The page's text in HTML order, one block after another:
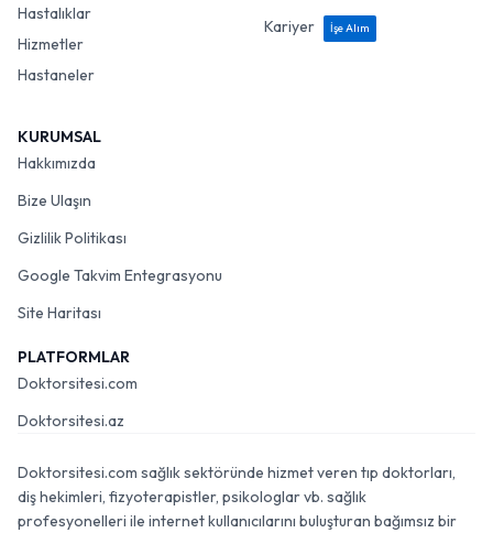
Hastalıklar
Hizmetler
Hastaneler
Kariyer
İşe Alım
KURUMSAL
Hakkımızda
Bize Ulaşın
Gizlilik Politikası
Google Takvim Entegrasyonu
Site Haritası
PLATFORMLAR
Doktorsitesi.com
Doktorsitesi.az
Doktorsitesi.com sağlık sektöründe hizmet veren tıp doktorları,
diş hekimleri, fizyoterapistler, psikologlar vb. sağlık
profesyonelleri ile internet kullanıcılarını buluşturan bağımsız bir